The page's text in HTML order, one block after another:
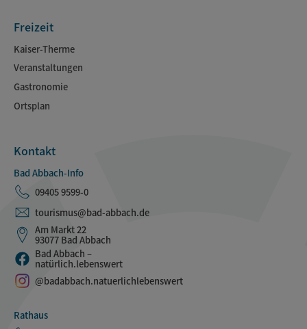
Freizeit
Kaiser-Therme
Veranstaltungen
Gastronomie
Ortsplan
Kontakt
Bad Abbach-Info
09405 9599-0
tourismus@bad-abbach.de
Am Markt 22
93077 Bad Abbach
Bad Abbach –
natürlich.lebenswert
@badabbach.natuerlichlebenswert
Rathaus